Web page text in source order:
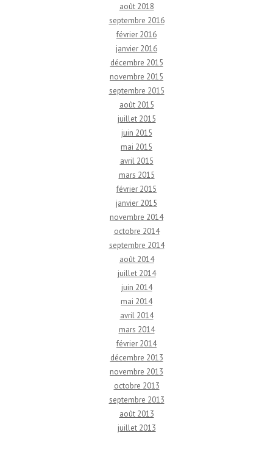
août 2018
septembre 2016
février 2016
janvier 2016
décembre 2015
novembre 2015
septembre 2015
août 2015
juillet 2015
juin 2015
mai 2015
avril 2015
mars 2015
février 2015
janvier 2015
novembre 2014
octobre 2014
septembre 2014
août 2014
juillet 2014
juin 2014
mai 2014
avril 2014
mars 2014
février 2014
décembre 2013
novembre 2013
octobre 2013
septembre 2013
août 2013
juillet 2013